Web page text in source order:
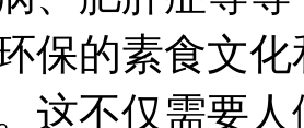
保的素食文
这不仅需要